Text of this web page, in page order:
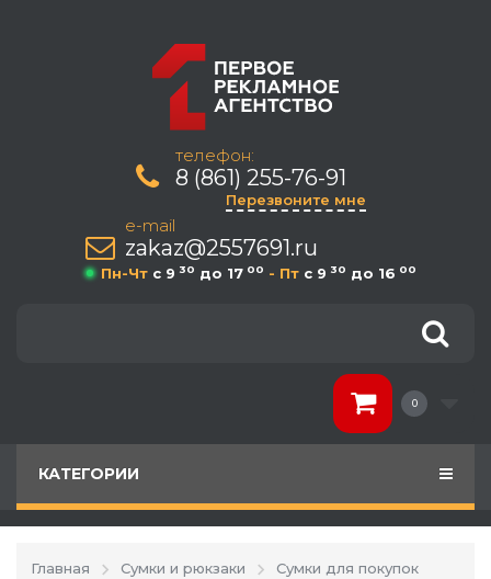
телефон:
8 (861) 255-76-91
Перезвоните мне
e-mail
zakaz@2557691.ru
Пн-Чт c 9 30 до 17 00 - Пт c 9 30 до 16 00
0
КАТЕГОРИИ
Главная Сумки и рюкзаки
Сумки для покупок